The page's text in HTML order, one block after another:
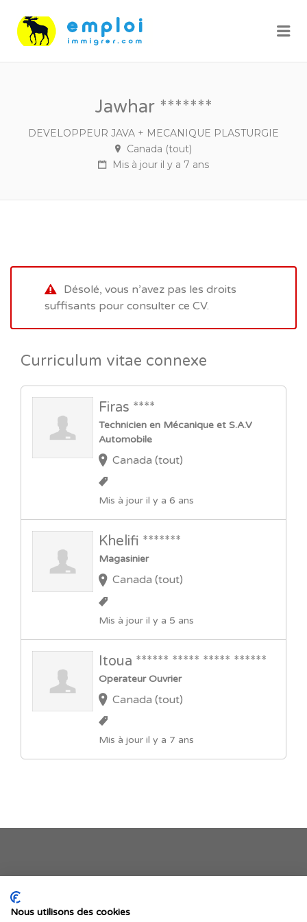
Jawhar *******
DEVELOPPEUR JAVA + MECANIQUE PLASTURGIE
Canada (tout)
Mis à jour il y a 7 ans
Désolé, vous n’avez pas les droits
suffisants pour consulter ce CV.
Curriculum vitae connexe
Firas ****
Technicien en Mécanique et S.A.V
Automobile
Canada (tout)
Mis à jour il y a 6 ans
Khelifi *******
Magasinier
Canada (tout)
Mis à jour il y a 5 ans
Itoua ****** ***** ***** ******
Operateur Ouvrier
Canada (tout)
Mis à jour il y a 7 ans
Je publie mon offre
Nous utilisons des cookies